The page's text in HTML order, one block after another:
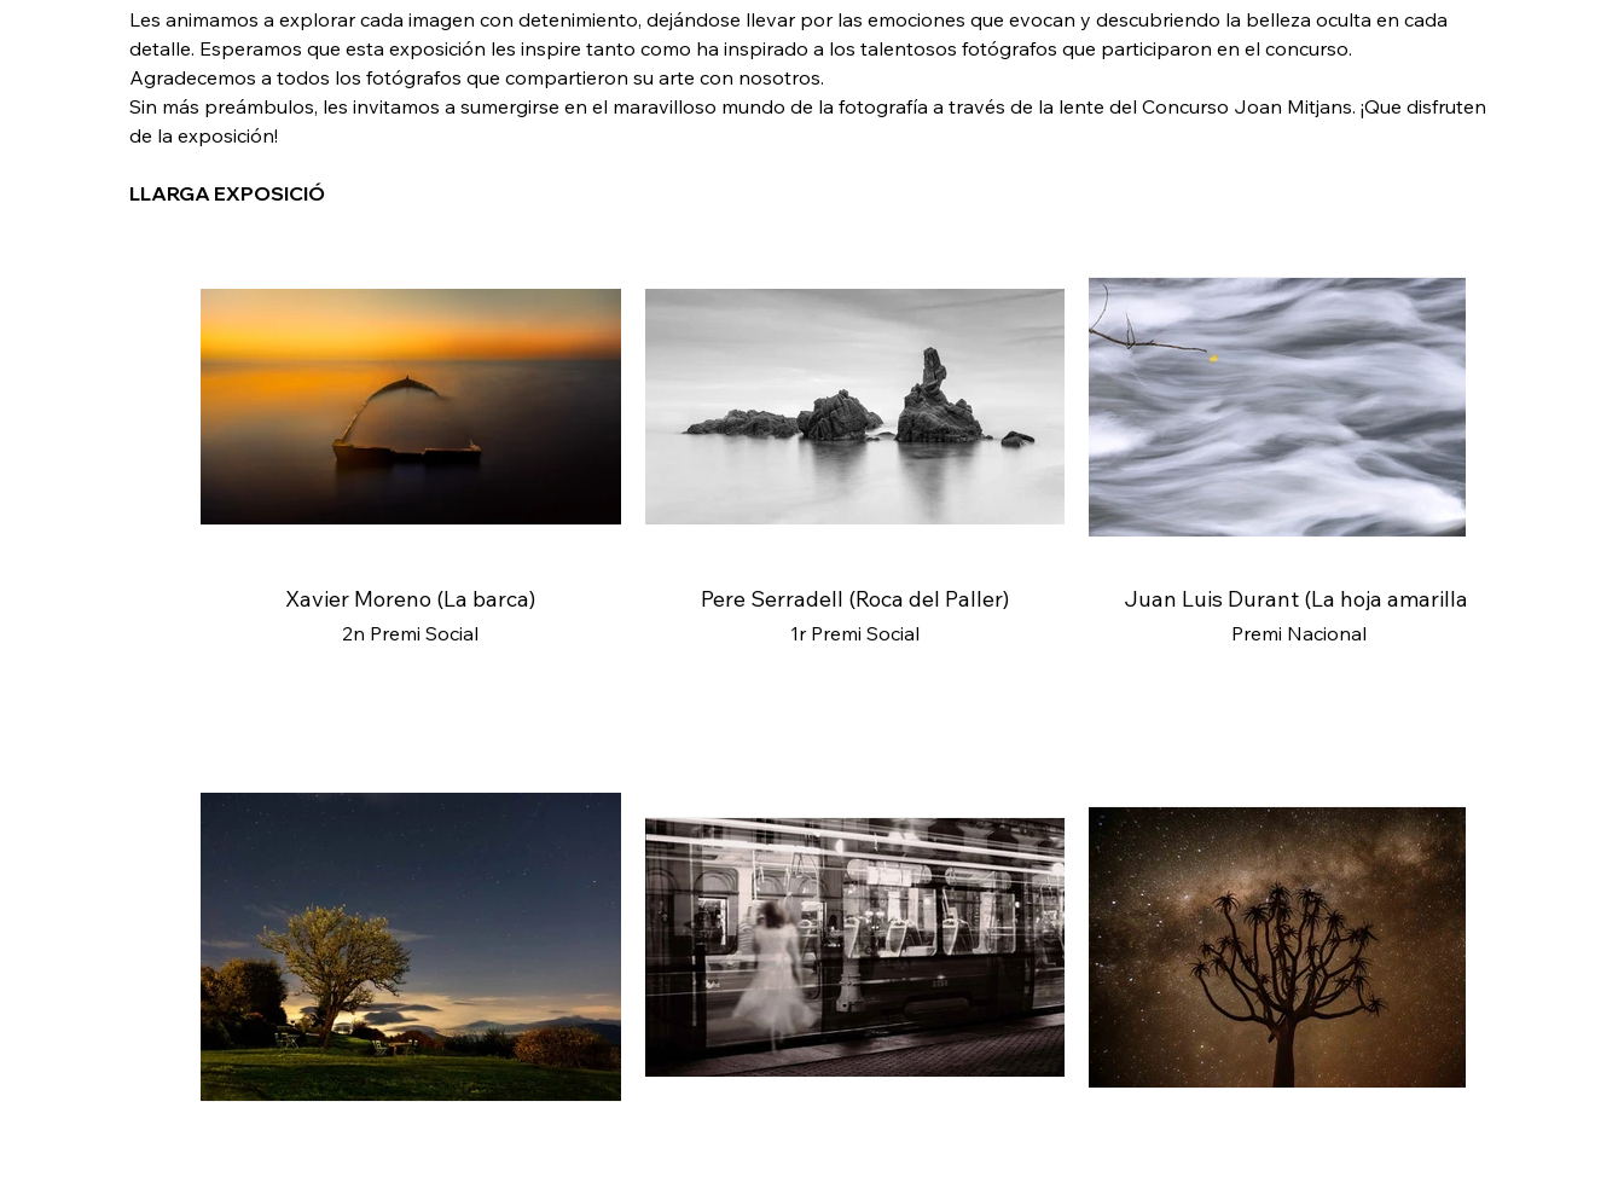
Les animamos a explorar cada imagen con detenimiento, dejándose llevar por las emociones que evocan y descubriendo la belleza oculta en cada
detalle. Esperamos que esta exposición les inspire tanto como ha inspirado a los talentosos fotógrafos que participaron en el concurso.
Agradecemos a todos los fotógrafos que compartieron su arte con nosotros.
Sin más preámbulos, les invitamos a sumergirse en el maravilloso mundo de la fotografía a través de la lente del Concurso Joan Mitjans. ¡Que disfruten
de la exposición!
LLARGA EXPOSICIÓ
Xavier Moreno (La barca)
2n Premi Social
Pere Serradell (Roca del Paller)
1r Premi Social
Juan Luis Durant (La hoja amarilla)
Premi Nacional